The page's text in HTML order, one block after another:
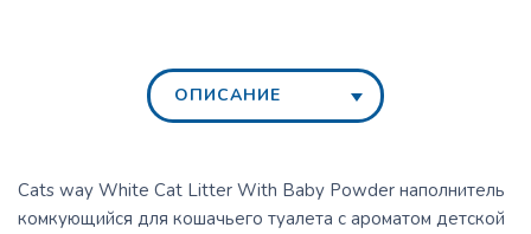
ОПИСАНИЕ
Cats way White Cat Litter With Baby Powder наполнитель
комкующийся для кошачьего туалета с ароматом детской